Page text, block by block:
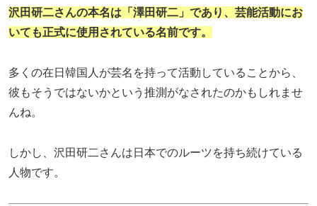
沢田研二さんの本名は「澤田研二」であり、芸能活動にお
いても正式に使用されている名前です。
多くの在日韓国人が芸名を持って活動していることから、
彼もそうではないかという推測がなされたのかもしれませ
んね。
しかし、沢田研二さんは日本でのルーツを持ち続けている
人物です。